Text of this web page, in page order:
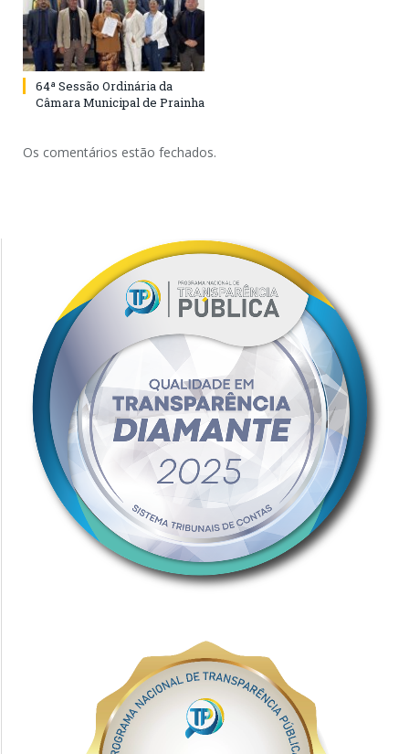
64ª Sessão Ordinária da
Câmara Municipal de Prainha
Os comentários estão fechados.